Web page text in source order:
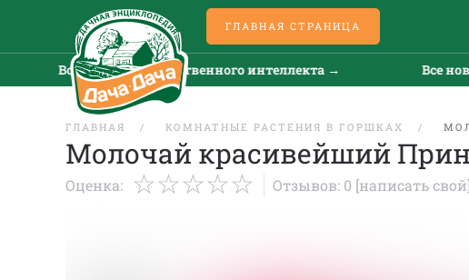
ГЛАВНАЯ СТРАНИЦА
Все новости искусственного интеллекта → Все
ГЛАВНАЯ КОМНАТНЫЕ РАСТЕНИЯ В ГОРШКАХ
Молочай красивейший
Оценка: Отзывов: 0 [написать свой]